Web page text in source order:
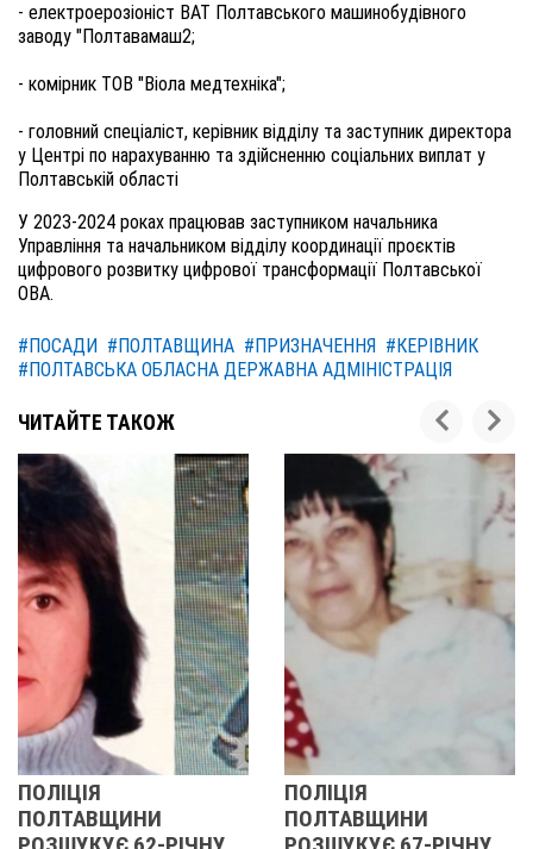
- електроерозіоніст ВАТ Полтавського машинобудівного
заводу "Полтавамаш2;
- комірник ТОВ "Віола медтехніка";
- головний спеціаліст, керівник відділу та заступник директора
у Центрі по нарахуванню та здійсненню соціальних виплат у
Полтавській області
У 2023-2024 роках працював заступником начальника
Управління та начальником відділу координації проєктів
цифрового розвитку цифрової трансформації Полтавської
ОВА.
#ПОСАДИ #ПОЛТАВЩИНА #ПРИЗНАЧЕННЯ #КЕРІВНИК
#ПОЛТАВСЬКА ОБЛАСНА ДЕРЖАВНА АДМІНІСТРАЦІЯ
ЧИТАЙТЕ ТАКОЖ
ПОЛІЦІЯ
ПОЛТАВЩИНИ